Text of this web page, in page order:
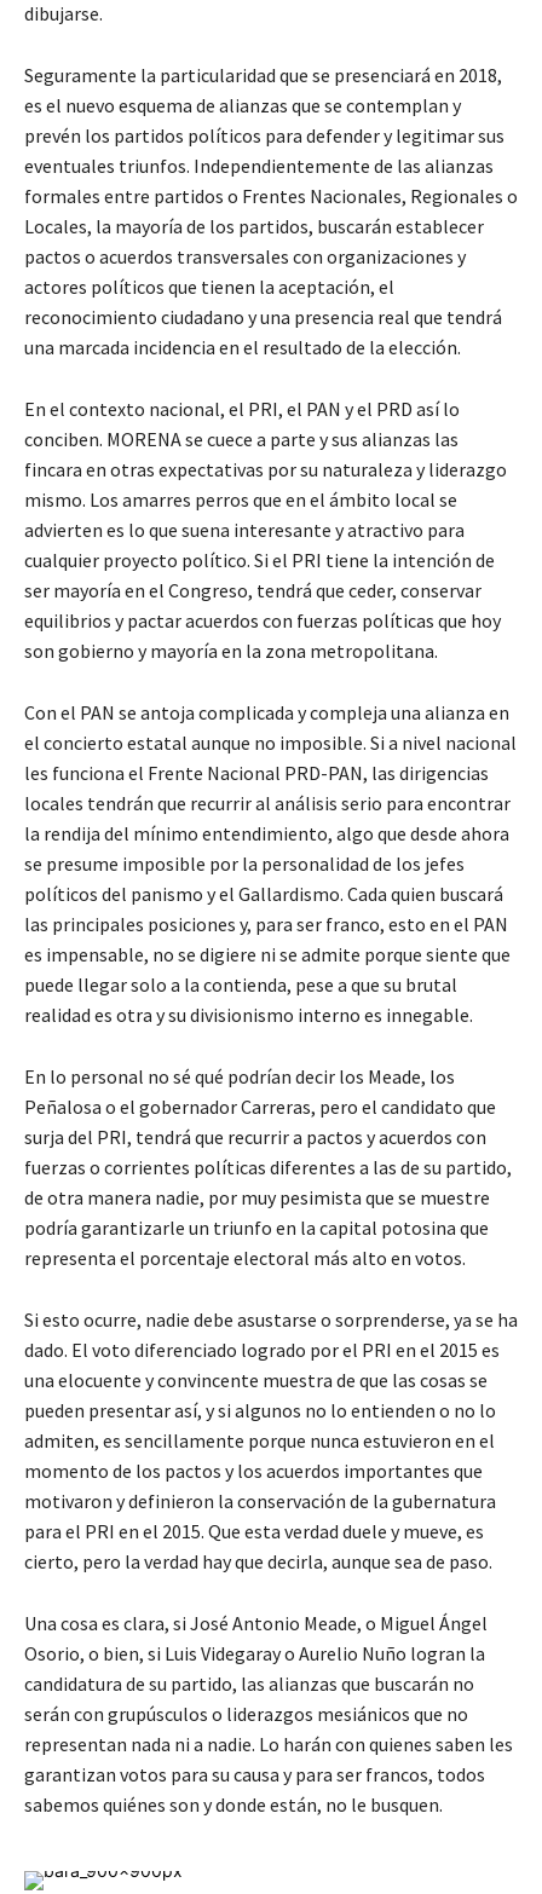
dibujarse.
Seguramente la particularidad que se presenciará en 2018,
es el nuevo esquema de alianzas que se contemplan y
prevén los partidos políticos para defender y legitimar sus
eventuales triunfos. Independientemente de las alianzas
formales entre partidos o Frentes Nacionales, Regionales o
Locales, la mayoría de los partidos, buscarán establecer
pactos o acuerdos transversales con organizaciones y
actores políticos que tienen la aceptación, el
reconocimiento ciudadano y una presencia real que tendrá
una marcada incidencia en el resultado de la elección.
En el contexto nacional, el PRI, el PAN y el PRD así lo
conciben. MORENA se cuece a parte y sus alianzas las
fincara en otras expectativas por su naturaleza y liderazgo
mismo. Los amarres perros que en el ámbito local se
advierten es lo que suena interesante y atractivo para
cualquier proyecto político. Si el PRI tiene la intención de
ser mayoría en el Congreso, tendrá que ceder, conservar
equilibrios y pactar acuerdos con fuerzas políticas que hoy
son gobierno y mayoría en la zona metropolitana.
Con el PAN se antoja complicada y compleja una alianza en
el concierto estatal aunque no imposible. Si a nivel nacional
les funciona el Frente Nacional PRD-PAN, las dirigencias
locales tendrán que recurrir al análisis serio para encontrar
la rendija del mínimo entendimiento, algo que desde ahora
se presume imposible por la personalidad de los jefes
políticos del panismo y el Gallardismo. Cada quien buscará
las principales posiciones y, para ser franco, esto en el PAN
es impensable, no se digiere ni se admite porque siente que
puede llegar solo a la contienda, pese a que su brutal
realidad es otra y su divisionismo interno es innegable.
En lo personal no sé qué podrían decir los Meade, los
Peñalosa o el gobernador Carreras, pero el candidato que
surja del PRI, tendrá que recurrir a pactos y acuerdos con
fuerzas o corrientes políticas diferentes a las de su partido,
de otra manera nadie, por muy pesimista que se muestre
podría garantizarle un triunfo en la capital potosina que
representa el porcentaje electoral más alto en votos.
Si esto ocurre, nadie debe asustarse o sorprenderse, ya se ha
dado. El voto diferenciado logrado por el PRI en el 2015 es
una elocuente y convincente muestra de que las cosas se
pueden presentar así, y si algunos no lo entienden o no lo
admiten, es sencillamente porque nunca estuvieron en el
momento de los pactos y los acuerdos importantes que
motivaron y definieron la conservación de la gubernatura
para el PRI en el 2015. Que esta verdad duele y mueve, es
cierto, pero la verdad hay que decirla, aunque sea de paso.
Una cosa es clara, si José Antonio Meade, o Miguel Ángel
Osorio, o bien, si Luis Videgaray o Aurelio Nuño logran la
candidatura de su partido, las alianzas que buscarán no
serán con grupúsculos o liderazgos mesiánicos que no
representan nada ni a nadie. Lo harán con quienes saben les
garantizan votos para su causa y para ser francos, todos
sabemos quiénes son y donde están, no le busquen.